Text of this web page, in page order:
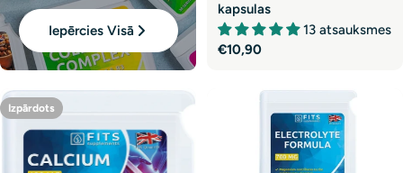
Iepērcies Visā
kapsulas
13 atsauksmes
Parastā
€10,90
Izpārdots